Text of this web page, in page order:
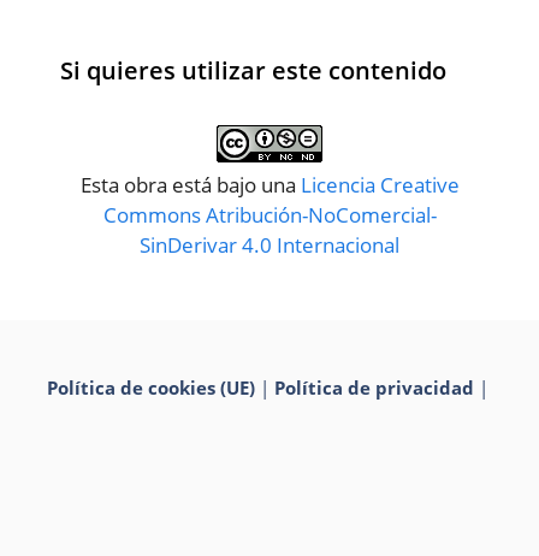
Si quieres utilizar este contenido
Esta obra está bajo una Licencia Creative
Commons Atribución-NoComercial-
SinDerivar 4.0 Internacional
Política de cookies (UE)| Política de privacidad |